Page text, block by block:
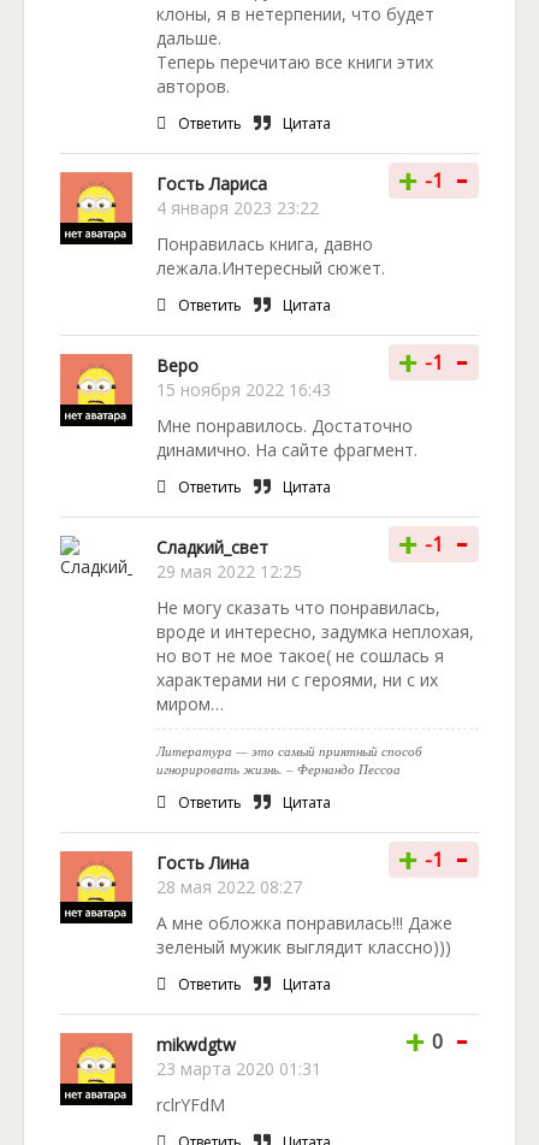
клоны, я в нетерпении, что будет
дальше.
Теперь перечитаю все книги этих
авторов.
Ответить Цитата
Гость Лариса
4 января 2023 23:22
+ -1 -
Понравилась книга, давно
лежала.Интересный сюжет.
Ответить Цитата
Веро
15 ноября 2022 16:43
+ -1 -
Мне понравилось. Достаточно
динамично. На сайте фрагмент.
Ответить Цитата
Сладкий_свет
29 мая 2022 12:25
+ -1 -
Не могу сказать что понравилась,
вроде и интересно, задумка неплохая,
но вот не мое такое( не сошлась я
характерами ни с героями, ни с их
миром…
Литература — это самый приятный способ
игнорировать жизнь. – Фернандо Пессоа
Ответить Цитата
Гость Лина
28 мая 2022 08:27
+ -1 -
А мне обложка понравилась!!! Даже
зеленый мужик выглядит классно)))
Ответить Цитата
mikwdgtw
23 марта 2020 01:31
+ 0 -
rclrYFdM